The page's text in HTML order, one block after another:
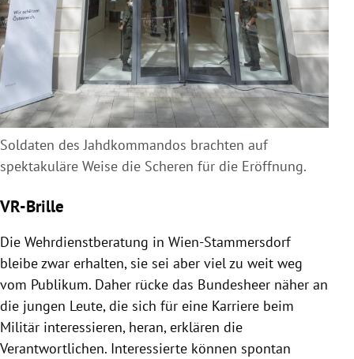
Soldaten des Jahdkommandos brachten auf
spektakuläre Weise die Scheren für die Eröffnung.
VR-Brille
Die Wehrdienstberatung in Wien-Stammersdorf
bleibe zwar erhalten, sie sei aber viel zu weit weg
vom Publikum. Daher rücke das Bundesheer näher an
die jungen Leute, die sich für eine Karriere beim
Militär interessieren, heran, erklären die
Verantwortlichen. Interessierte können spontan